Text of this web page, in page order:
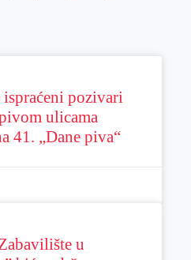
ispraćeni pozivari
ulicama
41. „Dane piva“
u